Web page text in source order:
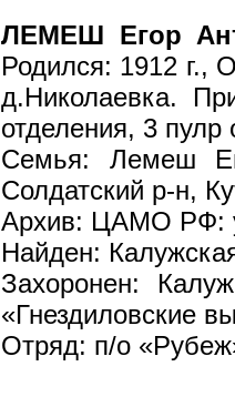
ЛЕМЕШ Егор
Родился: 1912 г.,
д.Николаевка.
отделения, 3 пулр
Семья: Лемеш
Солдатский р-н,
Архив: ЦАМО РФ:
Найден:
Захоронен:
«Гнездиловские
Отряд: п/о